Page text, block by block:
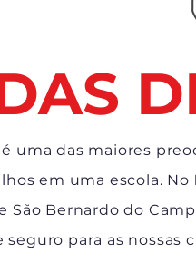
uma das maiores
em uma escola. No
São Bernardo do
para as nossas